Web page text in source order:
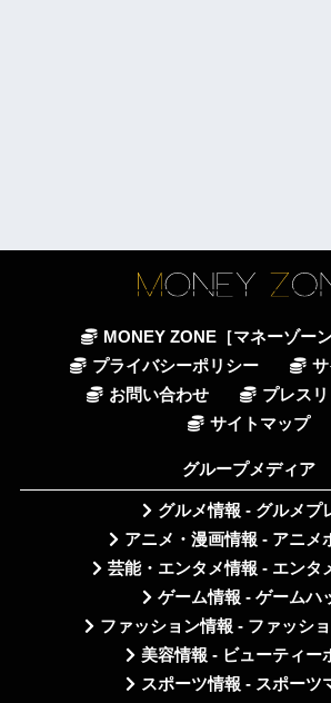
MONEY ZONE［マネーゾー
プライバシーポリシー
お問い合わせ
プレス
サイトマップ
グループメディア
グルメ情報 - グルメプ
アニメ・漫画情報 - アニメ
芸能・エンタメ情報 - エンタ
ゲーム情報 - ゲームハ
ファッション情報 - ファッシ
美容情報 - ビューティー
スポーツ情報 - スポーツ